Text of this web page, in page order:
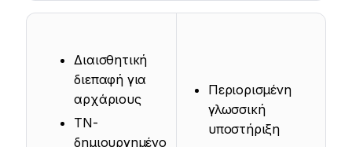
Διαισθητική
διεπαφή για
αρχάριους
ΤΝ-
δημιουργημένο
Περιορισμένη
γλωσσική
υποστήριξη